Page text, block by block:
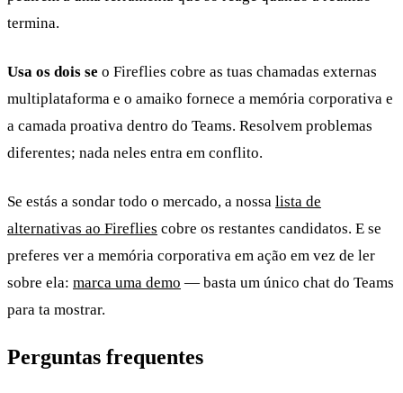
termina.
Usa os dois se o Fireflies cobre as tuas chamadas externas
multiplataforma e o amaiko fornece a memória corporativa e
a camada proativa dentro do Teams. Resolvem problemas
diferentes; nada neles entra em conflito.
Se estás a sondar todo o mercado, a nossa lista de
alternativas ao Fireflies cobre os restantes candidatos. E se
preferes ver a memória corporativa em ação em vez de ler
sobre ela: marca uma demo — basta um único chat do Teams
para ta mostrar.
Perguntas frequentes